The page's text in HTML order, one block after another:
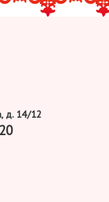
д. 14/12